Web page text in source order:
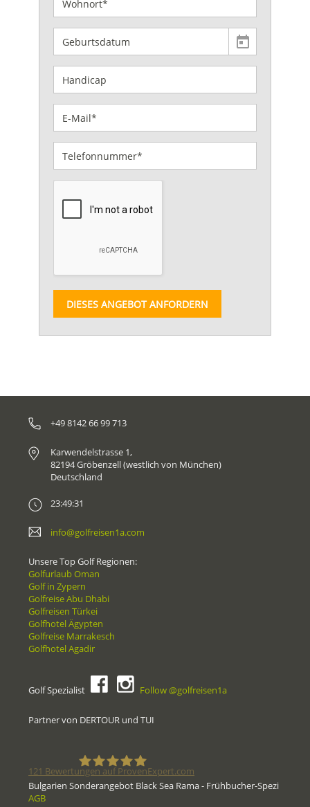
DIESES ANGEBOT ANFORDERN
+49 8142 66 99 713
Karwendelstrasse 1,
82194 Gröbenzell (westlich von München)
Deutschland
23:49:31
info@golfreisen1a.com
Unsere Top Golf Regionen:
Golfurlaub Oman
Golf in Zypern
Golfreise Abu Dhabi
Golfreisen Türkei
Golfhotel Ägypten
Golfreise Marrakesch
Golfhotel Agadir
Golf Spezialist Follow @golfreisen1a
Partner von DERTOUR und TUI
121 Bewertungen auf ProvenExpert.com
Bulgarien Sonderangebot Black Sea Rama - Frühbucher-Spezi
AGB